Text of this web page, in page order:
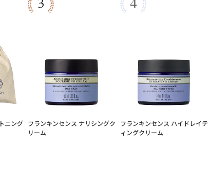
ニング フランキンセンス ナリシングク
リーム
フランキンセンス ハイドレイテ
ィングクリーム